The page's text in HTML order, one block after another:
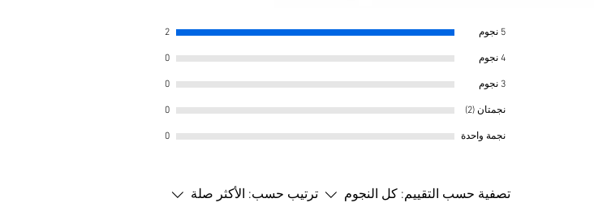
5 نجوم 2
4 نجوم 0
3 نجوم 0
نجمتان (2) 0
نجمة واحدة 0
تصفية حسب التقييم: كل النجوم ترتيب حسب: الأكثر صلة